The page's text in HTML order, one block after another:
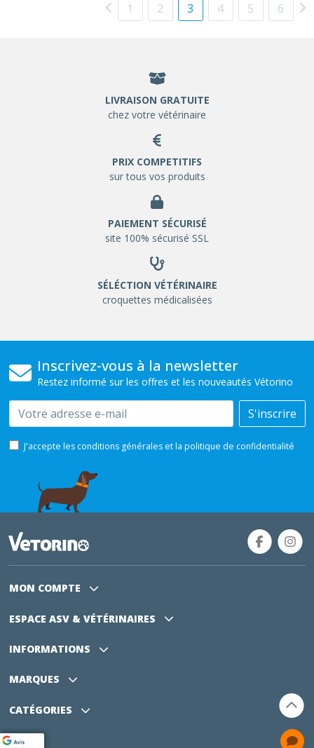
1 2 3 4 5 6
LIVRAISON GRATUITE
chez votre vétérinaire
PRIX COMPETITIFS
sur tous vos produits
PAIEMENT SÉCURISÉ
site 100% sécurisé SSL
SÉLÉCTION VÉTÉRINAIRE
croquettes médicalisées
Inscrivez-vous à la newsletter
Restez informé sur les offres et les nouveautés Vétorino
Email S'inscrire
J'accepte les conditions générales et la politique de confidentialité
MON COMPTE
ESPACE ASV & VÉTÉRINAIRES
INFORMATIONS
MARQUES
CATÉGORIES